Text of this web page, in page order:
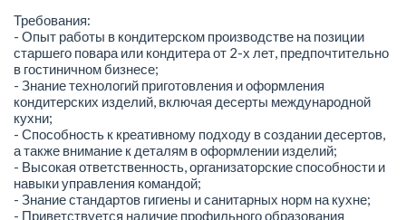
Требования:
- Опыт работы в кондитерском производстве на позиции
старшего повара или кондитера от 2-х лет, предпочтительно
в гостиничном бизнесе;
- Знание технологий приготовления и оформления
кондитерских изделий, включая десерты международной
кухни;
- Способность к креативному подходу в создании десертов,
а также внимание к деталям в оформлении изделий;
- Высокая ответственность, организаторские способности и
навыки управления командой;
- Знание стандартов гигиены и санитарных норм на кухне;
- Приветствуется наличие профильного образования